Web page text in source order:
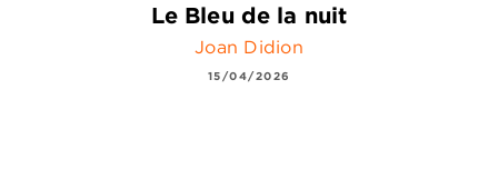
Le Bleu de la nuit
Joan Didion
15/04/2026